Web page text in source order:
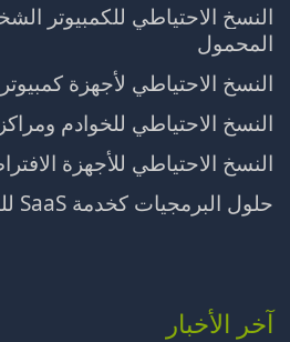
النسخ الاحتياطي للكمبيوتر
المحمول
النسخ الاحتياطي لأجهزة
النسخ الاحتياطي للخوادم ومراكز
النسخ الاحتياطي للأجهزة
حلول البرمجيات كخدمة SaaS للشركات
آخر الأخبار